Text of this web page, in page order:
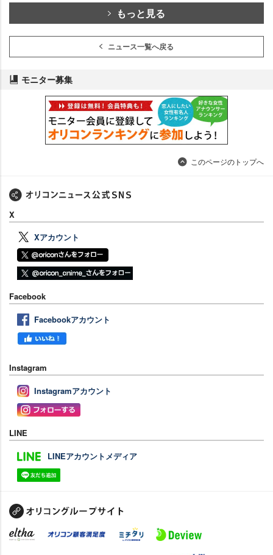
もっと見る
ニュース一覧へ戻る
モニター募集
このページのトップへ
X
Xアカウント
Facebook
Facebookアカウント
Instagram
Instagramアカウント
LINE
LINEアカウントメディア